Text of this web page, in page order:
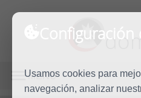
Configuración
Usamos cookies para
navegación, analizar
MENÚ